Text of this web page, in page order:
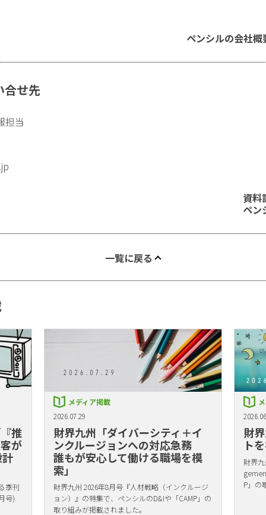
ペンシルの会社
合せ先
当
資料
ペン
一覧に戻る
推
が
季刊
号)
メディア掲載
2026.07.29
財界九州「ダイバーシティ＋イ
ンクルージョンへの対応急務
誰もが安心して働ける職場を模
索」
財界九州 2026年8月号『人材戦略（インクルージ
ョン）』の特集で、ペンシルのD&Iや「CAMP」の
取り組みが掲載されました。
財
ト
財界
P」の